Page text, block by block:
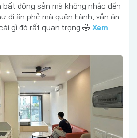
bất động sản mà không nhắc đến
đi ăn phở mà quên hành, vẫn ăn
gì đó rất quan trọng 🤣 Xem